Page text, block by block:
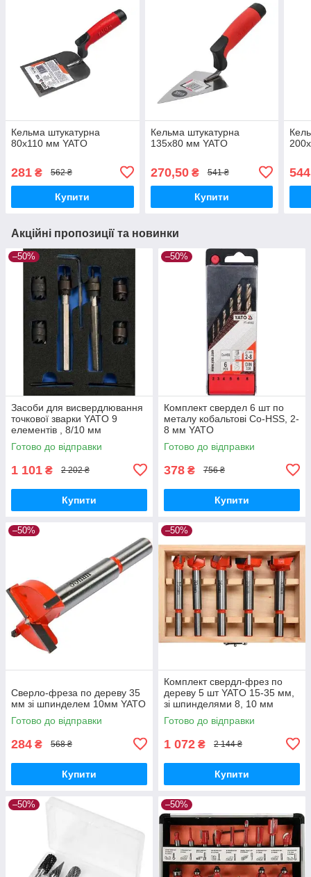
Кельма штукатурна
80х110 мм YATO
281 ₴ 562 ₴
Купити
Кельма штукатурна
135х80 мм YATO
270,50₴ 541 ₴
Купити
544
Акційні пропозиції та новинки
–50%
Засоби для висвердлювання
точкової зварки YATO 9
елементів , 8/10 мм
Готово до відправки
1 101 ₴ 2 202 ₴
Купити
–50%
Комплект свердел 6 шт по
металу кобальтові Co-HSS, 2-
8 мм YATO
Готово до відправки
378 ₴ 756 ₴
Купити
–50%
Сверло-фреза по дереву 35
мм зі шпинделем 10мм YATO
Готово до відправки
284 ₴ 568 ₴
Купити
–50%
Комплект свердл-фрез по
дереву 5 шт YATO 15-35 мм,
зі шпинделями 8, 10 мм
Готово до відправки
1 072 ₴ 2 144 ₴
Купити
–50% –50%